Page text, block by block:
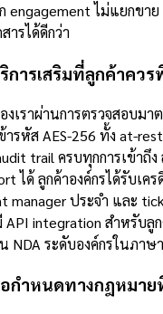
ไม่แยกขาย
ารได้ดีกว่า
การเสริมที่ลูกค้าคว
เราผ่านการตรวจสอบมา
รหัส AES-256 ทั้ง at-
trail ครบทุกการเข้าถึง
ได้ ลูกค้าองค์กรได้รับเค
manager ประจำ และ
API integration สำหรับลู
NDA ระดับองค์กรในภาษ
กำหนดทางกฎหมาย